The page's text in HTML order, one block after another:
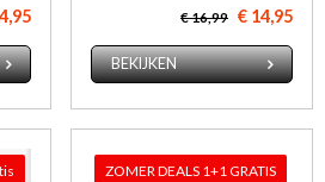
€ 16,99 € 14,95
BEKIJKEN
ZOMER DEALS 1+1 GRATIS